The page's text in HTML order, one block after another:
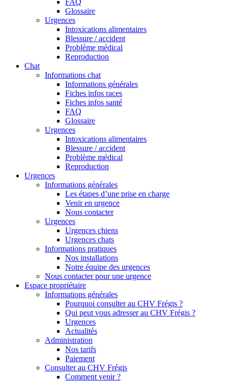
FAQ
Glossaire
Urgences
Intoxications alimentaires
Blessure / accident
Problème médical
Reproduction
Chat
Informations chat
Informations générales
Fiches infos races
Fiches infos santé
FAQ
Glossaire
Urgences
Intoxications alimentaires
Blessure / accident
Problème médical
Reproduction
Urgences
Informations générales
Les étapes d’une prise en charge
Venir en urgence
Nous contacter
Urgences
Urgences chiens
Urgences chats
Informations pratiques
Nos installations
Notre équipe des urgences
Nous contacter pour une urgence
Espace propriétaire
Informations générales
Pourquoi consulter au CHV Frégis ?
Qui peut vous adresser au CHV Frégis ?
Urgences
Actualités
Administration
Nos tarifs
Paiement
Consulter au CHV Frégis
Comment venir ?